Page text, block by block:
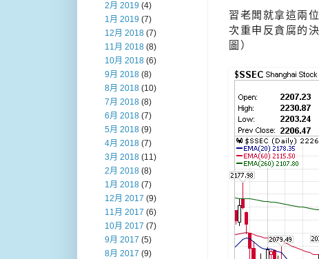
習老闆就拿這兩
次重申反貪腐的
圖）
2月 2019 (4)
1月 2019 (7)
12月 2018 (7)
11月 2018 (8)
10月 2018 (6)
9月 2018 (8)
8月 2018 (10)
7月 2018 (8)
6月 2018 (7)
5月 2018 (9)
4月 2018 (7)
3月 2018 (11)
2月 2018 (8)
1月 2018 (7)
12月 2017 (9)
11月 2017 (6)
10月 2017 (7)
9月 2017 (5)
8月 2017 (9)